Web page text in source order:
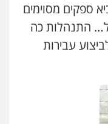
ספקים מסוימים
התנהלות כה
עבירות